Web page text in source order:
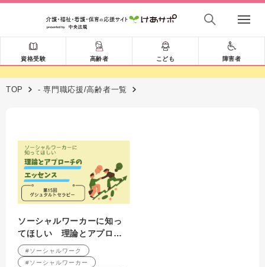
資格受験 高齢者 こども 障害者
TOP - 専門職応援/高齢者一覧
ソーシャルワーカーに知っ
てほしい 理論とアプロー
チのエッセンス 第15回
ゲシュタルトセラピー
#ソーシャルワーク
#ソーシャルワーカー